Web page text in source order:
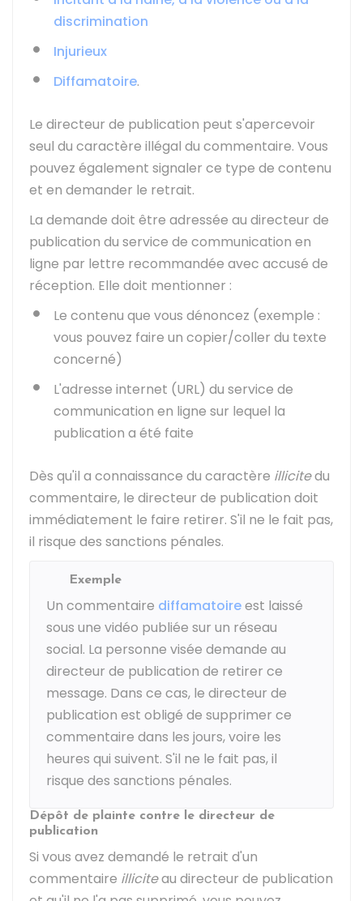
discrimination
Injurieux
Diffamatoire.
Le directeur de publication peut s'apercevoir
seul du caractère illégal du commentaire. Vous
pouvez également signaler ce type de contenu
et en demander le retrait.
La demande doit être adressée au directeur de
publication du service de communication en
ligne par lettre recommandée avec accusé de
réception. Elle doit mentionner :
Le contenu que vous dénoncez (exemple :
vous pouvez faire un copier/coller du texte
concerné)
L'adresse internet (URL) du service de
communication en ligne sur lequel la
publication a été faite
Dès qu'il a connaissance du caractère illicitedu
commentaire, le directeur de publication doit
immédiatement le faire retirer. S'il ne le fait pas,
il risque des sanctions pénales.
Exemple
Un commentaire diffamatoireest laissé
sous une vidéo publiée sur un réseau
social. La personne visée demande au
directeur de publication de retirer ce
message. Dans ce cas, le directeur de
publication est obligé de supprimer ce
commentaire dans les jours, voire les
heures qui suivent. S'il ne le fait pas, il
risque des sanctions pénales.
Dépôt de plainte contre le directeur de
publication
Si vous avez demandé le retrait d'un
commentaire illiciteau directeur de publication